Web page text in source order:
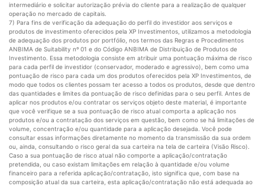
intermediário e solicitar autorização prévia do cliente para a realização de qualquer
operação no mercado de capitais.
7) Para fins de verificação da adequação do perfil do investidor aos serviços e
produtos de investimento oferecidos pela XP Investimentos, utilizamos a metodologia
de adequação dos produtos por portfólio, nos termos das Regras e Procedimentos
ANBIMA de Suitability nº 01 e do Código ANBIMA de Distribuição de Produtos de
Investimento. Essa metodologia consiste em atribuir uma pontuação máxima de risco
para cada perfil de investidor (conservador, moderado e agressivo), bem como uma
pontuação de risco para cada um dos produtos oferecidos pela XP Investimentos, de
modo que todos os clientes possam ter acesso a todos os produtos, desde que dentro
das quantidades e limites da pontuação de risco definidas para o seu perfil. Antes de
aplicar nos produtos e/ou contratar os serviços objeto deste material, é importante
que você verifique se a sua pontuação de risco atual comporta a aplicação nos
produtos e/ou a contratação dos serviços em questão, bem como se há limitações de
volume, concentração e/ou quantidade para a aplicação desejada. Você pode
consultar essas informações diretamente no momento da transmissão da sua ordem
ou, ainda, consultando o risco geral da sua carteira na tela de carteira (Visão Risco).
Caso a sua pontuação de risco atual não comporte a aplicação/contratação
pretendida, ou caso existam limitações em relação à quantidade e/ou volume
financeiro para a referida aplicação/contratação, isto significa que, com base na
composição atual da sua carteira, esta aplicação/contratação não está adequada ao